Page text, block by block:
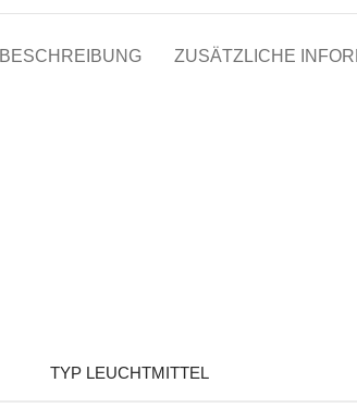
BESCHREIBUNG ZUSÄTZLICHE
TYP LEUCHTMITTEL